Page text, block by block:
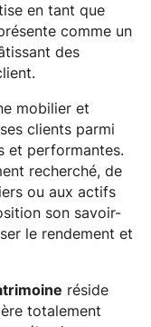
en tant que
comme un
des
mobilier et
clients parmi
et performantes.
recherché, de
ou aux actifs
son savoir-
le rendement et
réside
totalement